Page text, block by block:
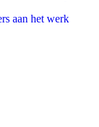
aan het werk